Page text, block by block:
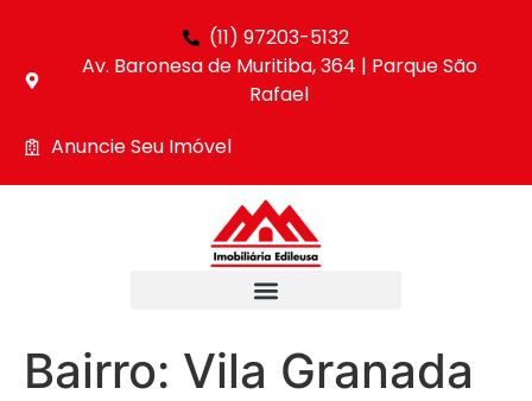
(11) 97203-5132
Av. Baronesa de Muritiba, 364 | Parque São
Rafael
Anuncie Seu Imóvel
Bairro: Vila Granada